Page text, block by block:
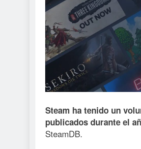
Steam ha tenido un
publicados durante el
SteamDB.